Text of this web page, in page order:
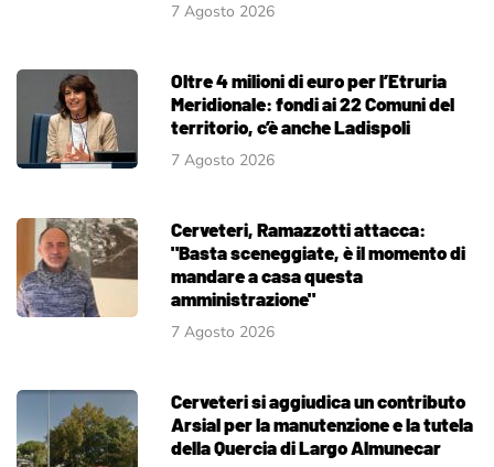
7 Agosto 2026
Oltre 4 milioni di euro per l’Etruria
Meridionale: fondi ai 22 Comuni del
territorio, c’è anche Ladispoli
7 Agosto 2026
Cerveteri, Ramazzotti attacca:
"Basta sceneggiate, è il momento di
mandare a casa questa
amministrazione"
7 Agosto 2026
Cerveteri si aggiudica un contributo
Arsial per la manutenzione e la tutela
della Quercia di Largo Almunecar